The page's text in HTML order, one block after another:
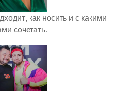
как носить и с какими
сочетать.